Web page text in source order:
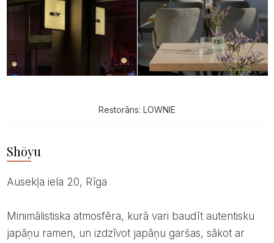
Restorāns: LOWNIE
Shōyu
Ausekļa iela 20, Rīga
Minimālistiska atmosfēra, kurā vari baudīt autentisku
japāņu ramen, un izdzīvot japāņu garšas, sākot ar